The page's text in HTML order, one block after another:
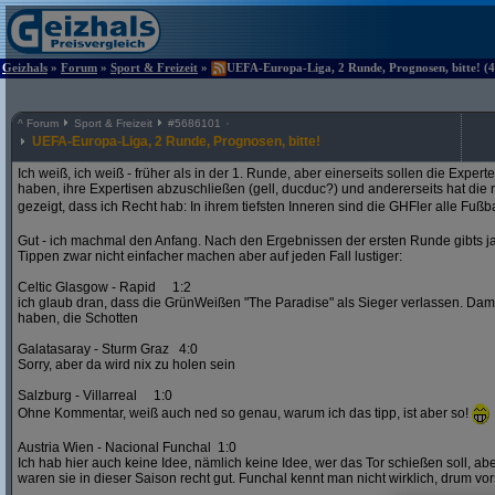
Geizhals » Forum » Sport & Freizeit » UEFA-Europa-Liga, 2 Runde, Prognosen, bitte!
^ Forum Sport & Freizeit #5686101
UEFA-Europa-Liga, 2 Runde, Prognosen, bitte!
Ich weiß, ich weiß - früher als in der 1. Runde, aber einerseits sollen die
haben, ihre Expertisen abzuschließen (gell, ducduc?) und andererseits hat die
gezeigt, dass ich Recht hab: In ihrem tiefsten Inneren sind die GHFler alle
Gut - ich machmal den Anfang. Nach den Ergebnissen der ersten Runde gibts
Tippen zwar nicht einfacher machen aber auf jeden Fall lustiger:
Celtic Glasgow - Rapid 1:2
ich glaub dran, dass die GrünWeißen "The Paradise" als Sieger verlassen.
haben, die Schotten
Galatasaray - Sturm Graz 4:0
Sorry, aber da wird nix zu holen sein
Salzburg - Villarreal 1:0
Ohne Kommentar, weiß auch ned so genau, warum ich das tipp, ist aber so!
Austria Wien - Nacional Funchal 1:0
Ich hab hier auch keine Idee, nämlich keine Idee, wer das Tor schießen soll,
waren sie in dieser Saison recht gut. Funchal kennt man nicht wirklich, drum